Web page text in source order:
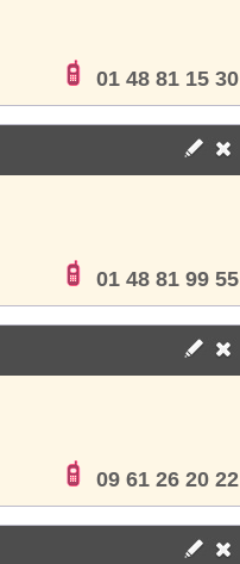
01 48 81 15 30
01 48 81 99 55
09 61 26 20 22